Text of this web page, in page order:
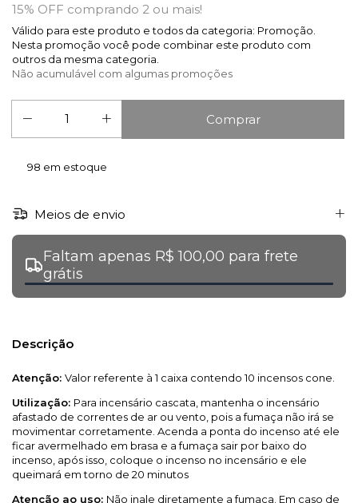
15% OFF comprando 2 ou mais!
Válido para este produto e todos da categoria: Promoção.
Nesta promoção você pode combinar este produto com
outros da mesma categoria.
Não acumulável com algumas promoções
98 em estoque
Meios de envio
Faltam apenas R$ 100,00 para frete
grátis
Descrição
Atenção: Valor referente à 1 caixa contendo 10 incensos cone.
Utilização: Para incensário cascata, mantenha o incensário
afastado de correntes de ar ou vento, pois a fumaça não irá se
movimentar corretamente. Acenda a ponta do incenso até ele
ficar avermelhado em brasa e a fumaça sair por baixo do
incenso, após isso, coloque o incenso no incensário e ele
queimará em torno de 20 minutos
Atenção ao uso: Não inale diretamente a fumaça. Em caso de